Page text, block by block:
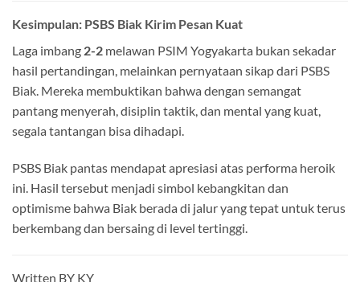
Kesimpulan: PSBS Biak Kirim Pesan Kuat
Laga imbang 2-2 melawan PSIM Yogyakarta bukan sekadar
hasil pertandingan, melainkan pernyataan sikap dari PSBS
Biak. Mereka membuktikan bahwa dengan semangat
pantang menyerah, disiplin taktik, dan mental yang kuat,
segala tantangan bisa dihadapi.
PSBS Biak pantas mendapat apresiasi atas performa heroik
ini. Hasil tersebut menjadi simbol kebangkitan dan
optimisme bahwa Biak berada di jalur yang tepat untuk terus
berkembang dan bersaing di level tertinggi.
Written BY KY